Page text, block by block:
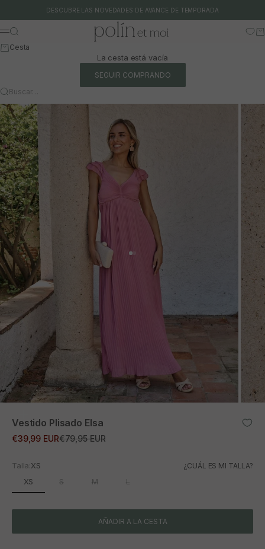
DESCUBRE LAS NOVEDADES DE AVANCE DE TEMPORADA
Polín et moi
Menú
Buscar
Cesta
La cesta está vacía
SEGUIR COMPRANDO
Buscar…
Ir al artículo 1
Ir al artículo 2
Vestido Plisado Elsa
Precio de oferta
€39,99 EURPrecio normal
€79,95 EUR
Talla:XS ¿CUÁL ES MI TALLA?
XS S M L
AÑADIR A LA CESTA